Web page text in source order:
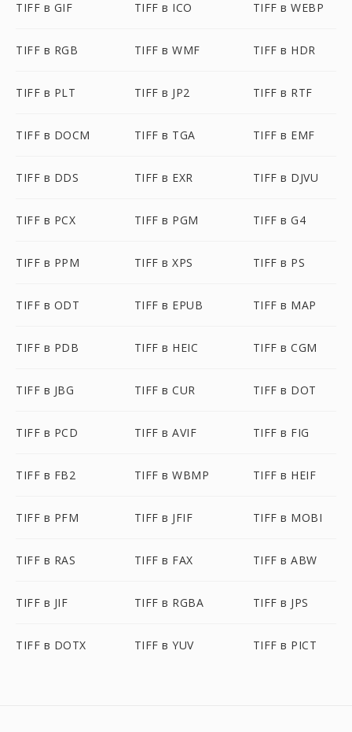
TIFF в GIF TIFF в ICO TIFF в WEBP
TIFF в RGB TIFF в WMF TIFF в HDR
TIFF в PLT TIFF в JP2 TIFF в RTF
TIFF в DOCM TIFF в TGA TIFF в EMF
TIFF в DDS TIFF в EXR TIFF в DJVU
TIFF в PCX TIFF в PGM TIFF в G4
TIFF в PPM TIFF в XPS TIFF в PS
TIFF в ODT TIFF в EPUB TIFF в MAP
TIFF в PDB TIFF в HEIC TIFF в CGM
TIFF в JBG TIFF в CUR TIFF в DOT
TIFF в PCD TIFF в AVIF TIFF в FIG
TIFF в FB2 TIFF в WBMP TIFF в HEIF
TIFF в PFM TIFF в JFIF TIFF в MOBI
TIFF в RAS TIFF в FAX TIFF в ABW
TIFF в JIF TIFF в RGBA TIFF в JPS
TIFF в DOTX TIFF в YUV TIFF в PICT